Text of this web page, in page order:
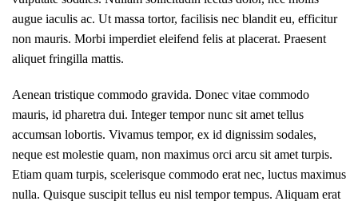
augue iaculis ac. Ut massa tortor, facilisis nec blandit eu, efficitur
non mauris. Morbi imperdiet eleifend felis at placerat. Praesent
aliquet fringilla mattis.
Aenean tristique commodo gravida. Donec vitae commodo
mauris, id pharetra dui. Integer tempor nunc sit amet tellus
accumsan lobortis. Vivamus tempor, ex id dignissim sodales,
neque est molestie quam, non maximus orci arcu sit amet turpis.
Etiam quam turpis, scelerisque commodo erat nec, luctus maximus
nulla. Quisque suscipit tellus eu nisl tempor tempus. Aliquam erat